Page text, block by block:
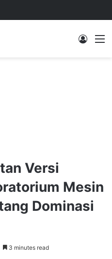
Log In
Versi
Mesin
Dominasi
3 minutes read